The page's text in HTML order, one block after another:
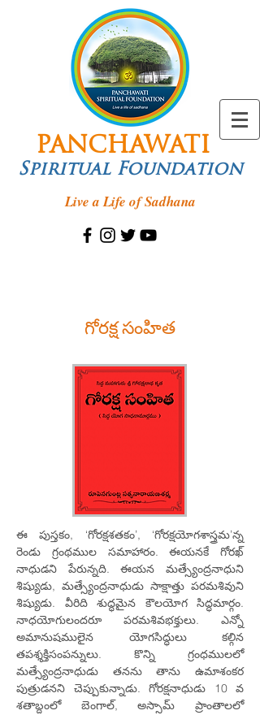
PANCHAWATI
Spiritual Foundation
Live a Life of Sadhana
గోరక్ష సంహిత
ఈ పుస్తకం, ‘గోరక్షశతకం’, ‘గోరక్షయోగశాస్త్రమ’న్న
రెండు గ్రంథముల సమాహారం. ఈయనకే గోరఖ్
నాధుడని పేరున్నది. ఈయన మత్స్యేంద్రనాధుని
శిష్యుడు, మత్స్యేంద్రనాధుడు సాక్షాత్తు పరమశివుని
శిష్యుడు. వీరిది శుద్ధమైన కౌలయోగ సిద్ధమార్గం.
నాధయోగులందరూ పరమశివభక్తులు. ఎన్నో
అమానుషములైన యోగసిద్ధులు కల్గిన
తపశ్శక్తిసంపన్నులు. కొన్ని గ్రంధములలో
మత్స్యేంద్రనాధుడు తనను తాను ఉమాశంకర
పుత్రుడనని చెప్పుకున్నాడు. గోరక్షనాధుడు 10 వ
శతాబ్దంలో బెంగాల్, అస్సామ్ ప్రాంతాలలో